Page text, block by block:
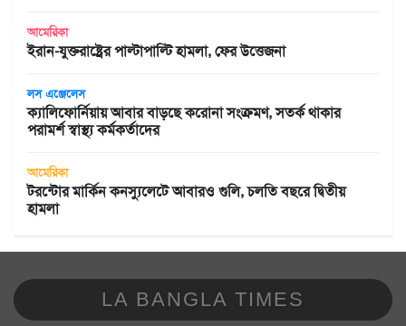
আমেরিকা
ইরান-যুক্তরাষ্ট্রের পাল্টাপাল্টি হামলা, ফের উত্তেজনা
লস এঞ্জেলেস
ক্যালিফোর্নিয়ায় আবার বাড়ছে করোনা সংক্রমণ, সতর্ক থাকার
পরামর্শ স্বাস্থ্য কর্মকর্তাদের
আমেরিকা
টরন্টোর মার্কিন কনস্যুলেটে আবারও গুলি, চলতি বছরে দ্বিতীয়
হামলা
LA BANGLA TIMES